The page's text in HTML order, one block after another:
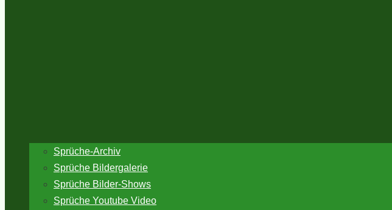
Sprüche-Archiv
Sprüche Bildergalerie
Sprüche Bilder-Shows
Sprüche Youtube Video